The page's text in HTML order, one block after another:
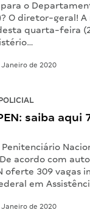
o
O diretor-geral!
quarta-feira
Janeiro de 2020
saiba
acordo com
oferte 309 vagas
em
Janeiro de 2020